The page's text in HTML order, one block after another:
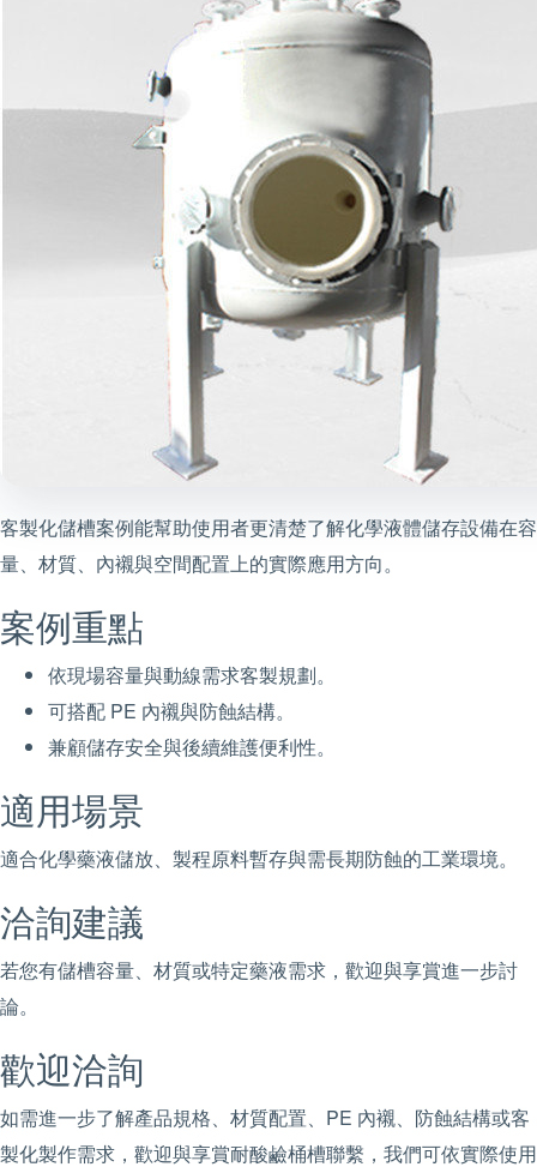
客製化儲槽案例能幫助使用者更清楚了解化學液體儲存設備在容
量、材質、內襯與空間配置上的實際應用方向。
案例重點
依現場容量與動線需求客製規劃。
可搭配 PE 內襯與防蝕結構。
兼顧儲存安全與後續維護便利性。
適用場景
適合化學藥液儲放、製程原料暫存與需長期防蝕的工業環境。
洽詢建議
若您有儲槽容量、材質或特定藥液需求，歡迎與享賞進一步討
論。
歡迎洽詢
如需進一步了解產品規格、材質配置、PE 內襯、防蝕結構或客
製化製作需求，歡迎與享賞耐酸鹼桶槽聯繫，我們可依實際使用